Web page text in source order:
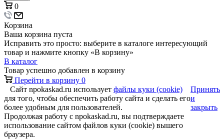
0
Корзина
Ваша корзина пуста
Исправить это просто: выберите в каталоге интересующий
товар и нажмите кнопку «В корзину»
В каталог
Товар успешно добавлен в корзину
Перейти в корзину 0
Сайт npokaskad.ru использует файлы куки (cookie)
для того, чтобы обеспечить работу сайта и сделать его
более удобным для пользователей.
Продолжая работу с npokaskad.ru, вы подтверждаете
использование сайтом файлов куки (cookie) вышего
браузера.
Принять
и
закрыть